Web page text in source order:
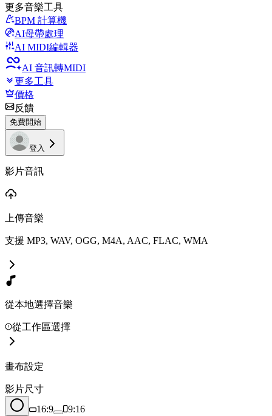
更多音樂工具
BPM 計算機
AI母帶處理
AI MIDI編輯器
AI 音訊轉MIDI
更多工具
價格
反饋
免費開始
登入
影片音訊
上傳音樂
支援 MP3, WAV, OGG, M4A, AAC, FLAC, WMA
從本地選擇音樂
從工作區選擇
畫布設定
影片尺寸
16:9
9:16